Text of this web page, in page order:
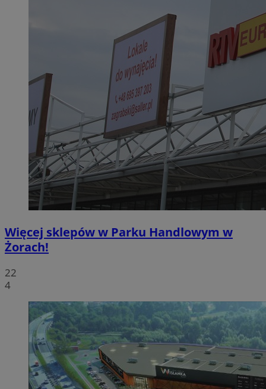
Więcej sklepów w Parku Handlowym w
Żorach!
22
4